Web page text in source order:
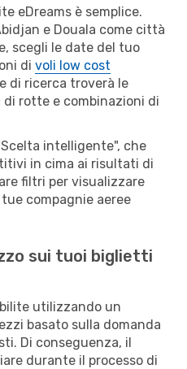
eDreams è semplice.
e Douala come città
scegli le date del tuo
di voli low cost
di ricerca troverà le
rotte e combinazioni di
intelligente", che
in cima ai risultati di
filtri per visualizzare
compagnie aeree
sui tuoi biglietti
utilizzando un
basato sulla domanda
Di conseguenza, il
durante il processo di